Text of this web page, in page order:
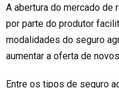
A abertura do mercado de
por parte do produtor
modalidades do seguro
aumentar a oferta de
Entre os tipos de seguro